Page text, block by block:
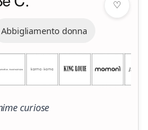
♡
Abbigliamento donna
curiose